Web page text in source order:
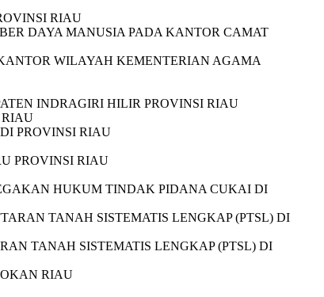
RIAU
DAYA MANUSIA PADA KANTOR CAMAT
WILAYAH KEMENTERIAN AGAMA
INDRAGIRI HILIR PROVINSI RIAU
RIAU
PROVINSI RIAU
PROVINSI RIAU
HUKUM TINDAK PIDANA CUKAI DI
TANAH SISTEMATIS LENGKAP (PTSL) DI
TANAH SISTEMATIS LENGKAP (PTSL) DI
RIAU